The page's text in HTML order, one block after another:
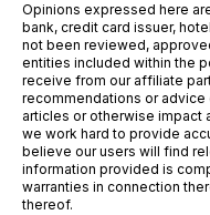
Opinions expressed here
bank, credit card issuer,
not been reviewed,
entities included within the
receive from our affiliate
recommendations or
articles or otherwise impact
we work hard to provide
believe our users will find
information provided is
warranties in connection
thereof.